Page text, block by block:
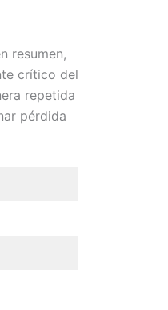
resumen,
crítico del
repetida
pérdida